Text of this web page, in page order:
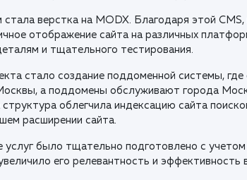
верстка на MODX. Благодаря этой CMS,
отображение сайта на различных
и тщательного тестирования.
стало создание поддоменной системы,
а поддомены обслуживают города
облегчила индексацию сайта
расширении сайта.
услуг было тщательно подготовлено с
его релевантность и эффективность